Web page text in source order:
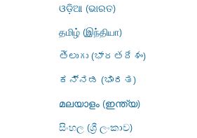
ଓଡ଼ିଆ (ଭାରତ)
தமிழ் (இந்தியா)
తెలుగు (భారతదేశం)
ಕನ್ನಡ (ಭಾರತ)
മലയാളം (ഇന്ത്യ)
සිංහල (ශ්‍රී ලංකාව)